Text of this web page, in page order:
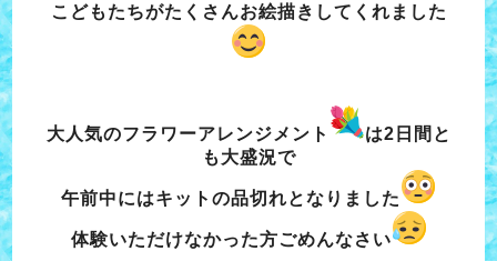
こどもたちがたくさんお絵描きしてくれました
大人気のフラワーアレンジメント
は2日間と
も大盛況で
午前中にはキットの品切れとなりました
体験いただけなかった方ごめんなさい